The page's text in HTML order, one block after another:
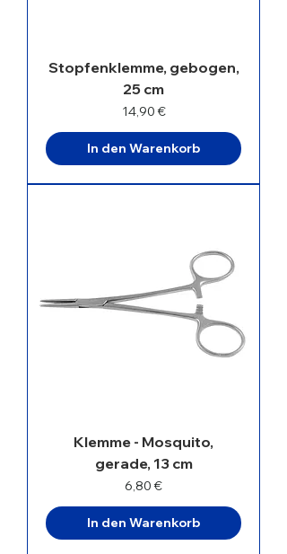
Stopfenklemme, gebogen,
25 cm
Preis
14,90 €
In den Warenkorb
Klemme - Mosquito,
gerade, 13 cm
Preis
6,80 €
In den Warenkorb